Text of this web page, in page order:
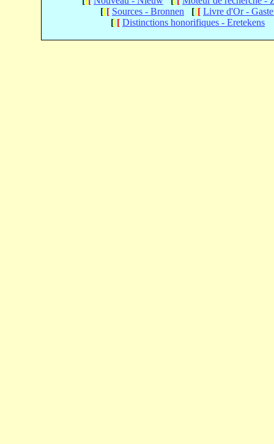
[[[ Sources - Bronnen [[[ Livre d'Or -
[[[ Distinctions honorifiques - Eretekens